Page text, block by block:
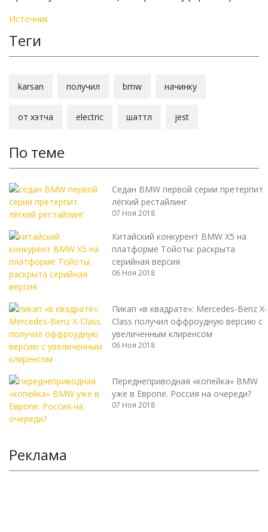
Источник
Теги
karsan получил bmw начинку
от хэтча electric шаттл jest
По теме
Седан BMW первой серии претерпит
лёгкий рестайлинг
07 Ноя 2018
Китайский конкурент BMW X5 на
платформе Тойоты: раскрыта
серийная версия
06 Ноя 2018
Пикап «в квадрате»: Mercedes-Benz X-
Class получил оффроудную версию с
увеличенным клиренсом
06 Ноя 2018
Переднеприводная «копейка» BMW
уже в Европе. Россия на очереди?
07 Ноя 2018
Реклама